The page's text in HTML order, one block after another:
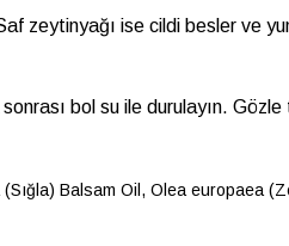
zeytinyağı ise cildi besler ve
bol su ile durulayın. Gözle
Balsam Oil, Olea europaea